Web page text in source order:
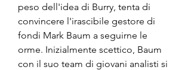
peso dell'idea di Burry, tenta di
convincere l'irascibile gestore di
fondi Mark Baum a seguirne le
orme. Inizialmente scettico, Baum
con il suo team di giovani analisti si